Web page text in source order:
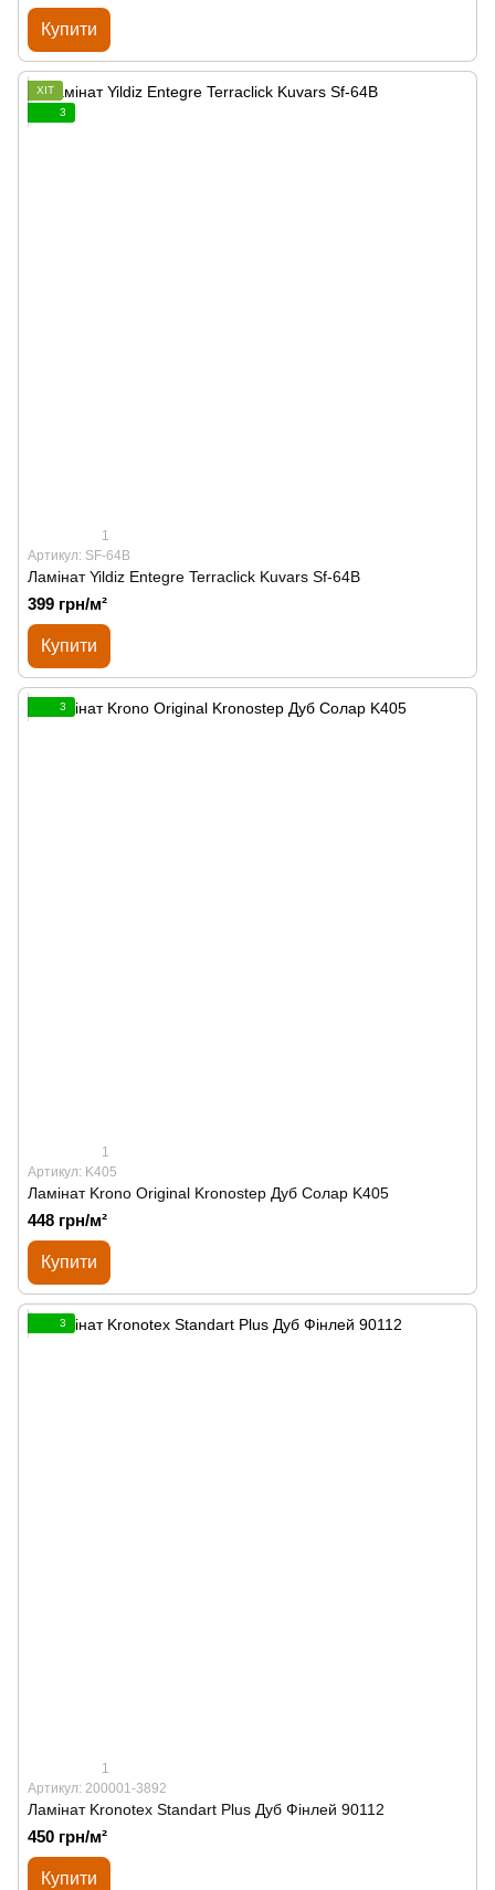
Купити
ХІТ
3
1
Артикул: SF-64B
Ламінат Yildiz Entegre Terraclick Kuvars Sf-64B
399 грн/м²
Купити
3
1
Артикул: K405
Ламінат Krono Original Kronostep Дуб Солар K405
448 грн/м²
Купити
3
1
Артикул: 200001-3892
Ламінат Kronotex Standart Plus Дуб Фінлей 90112
450 грн/м²
Купити